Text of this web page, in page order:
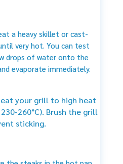
a heavy skillet or cast-
very hot. You can test
drops of water onto the
evaporate immediately.
your grill to high heat
260°C). Brush the grill
sticking.